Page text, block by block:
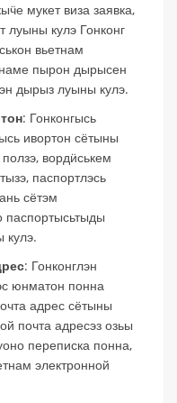
мукет виза заявка,
луыны кулэ Гонконг
вьетнам
пырон дырысен
дырыз луыны кулэ.
: Гонконгысь
ивортон сётыны
вордӥськем
паспортлэсь
сётэм
кулэ.
: Гонконглэн
юнматон понна
адрес сётыны
почта адресэз озьы
переписка понна,
электронной